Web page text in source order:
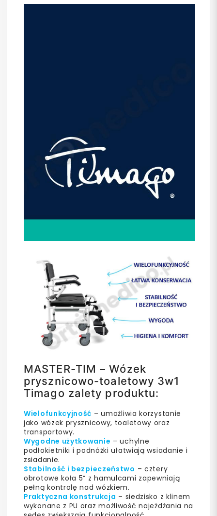
MASTER-TIM – Wózek
prysznicowo-toaletowy 3w1
Timago zalety produktu:
Wielofunkcyjność – umożliwia korzystanie
jako wózek prysznicowy, toaletowy oraz
transportowy.
Wygodne użytkowanie – uchylne
podłokietniki i podnóżki ułatwiają wsiadanie i
zsiadanie.
Stabilność i bezpieczeństwo – cztery
obrotowe koła 5” z hamulcami zapewniają
pełną kontrolę nad wózkiem.
Praktyczna konstrukcja – siedzisko z klinem
wykonane z PU oraz możliwość najeżdżania na